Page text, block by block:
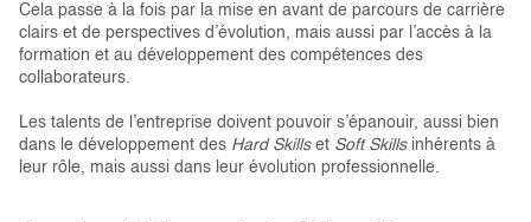
Cela passe à la fois par la mise en avant de parcours de carrière
clairs et de perspectives d’évolution, mais aussi par l’accès à la
formation et au développement des compétences des
collaborateurs.
Les talents de l’entreprise doivent pouvoir s’épanouir, aussi bien
dans le développement des Hard Skillset Soft Skillsinhérents à
leur rôle, mais aussi dans leur évolution professionnelle.